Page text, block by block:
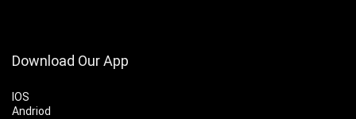
Download Our App
IOS
Andriod